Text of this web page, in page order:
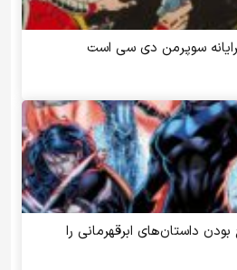
سوپرمن دی سی است
داستان‌های ابرقهرمانی را